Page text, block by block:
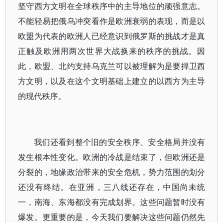
坚守西方文明在全球秩序中的主导地位的顽强意志。
不能轻易把俄乌冲突看作是欧洲衰弱的表现，而是以
欧盟为代表的欧洲人已经意识到俄罗斯的挑战才是真
正触及欧洲用两次世界大战换来的秩序的挑战。因
此，欧盟、北约支持乌克兰可以被理解为是要捍卫西
方文明，以及在这个文明基础上建立的以西方为主导
的现代秩序。
我们还看到整个旧的安全秩序、安全格局并没有
发生根本性变化。欧洲的冷战是结束了，但欧洲还是
分裂的，地缘政治带来的安全危机，势力范围的划分
还没有终结。在亚洲，三八线还存在，中国尚未统
一，南海、东海都没有完成划界。这些问题暂时没有
爆发。更重要的是，今天我们要解决这些问题仍然先